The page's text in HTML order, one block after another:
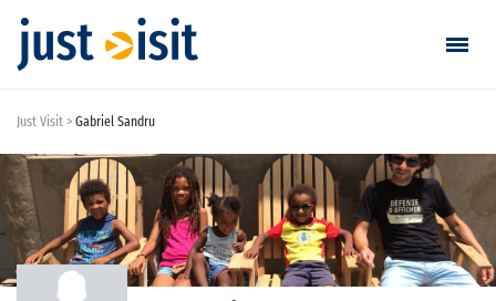
Just Visit Gabriel Sandru
Găsește vizită
Adaugă vizită